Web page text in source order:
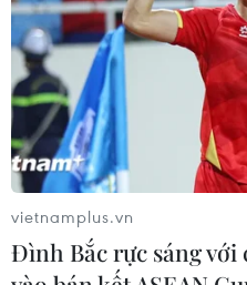
Iran và Oman sắp đạt
tuyến hàng hải mới tại eo
Hormuz
02/08/2026 22:47
vietnamplus.vn
Đình Bắc rực sáng với